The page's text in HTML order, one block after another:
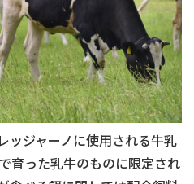
ッジャーノに使用される牛乳
育った乳牛のものに限定され